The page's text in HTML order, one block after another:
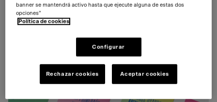
Estrategia de marca Desarrollo creativo Campaña exterior
Campaña digital programática
banner se mantendrá activo hasta que ejecute alguna de estas dos
opciones”
Política de cookies
Configurar
Rechazar cookies Aceptar cookies